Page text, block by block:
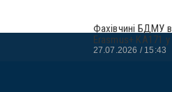
Фахівчині БДМУ
Erasmus+ KA171 у
27.07.2026 15:43